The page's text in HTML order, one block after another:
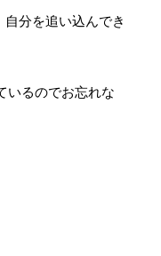
分を追い込んでき
いるのでお忘れな